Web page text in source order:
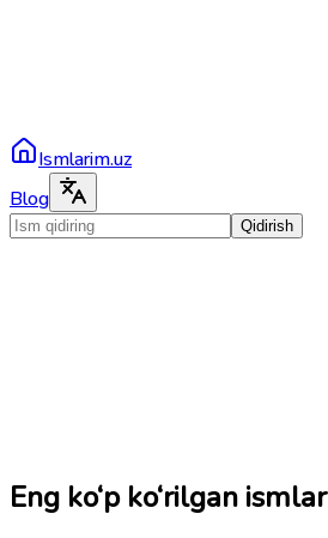
Ismlarim.uz
Blog
Qidirish
Eng ko‘p ko‘rilgan ismlar